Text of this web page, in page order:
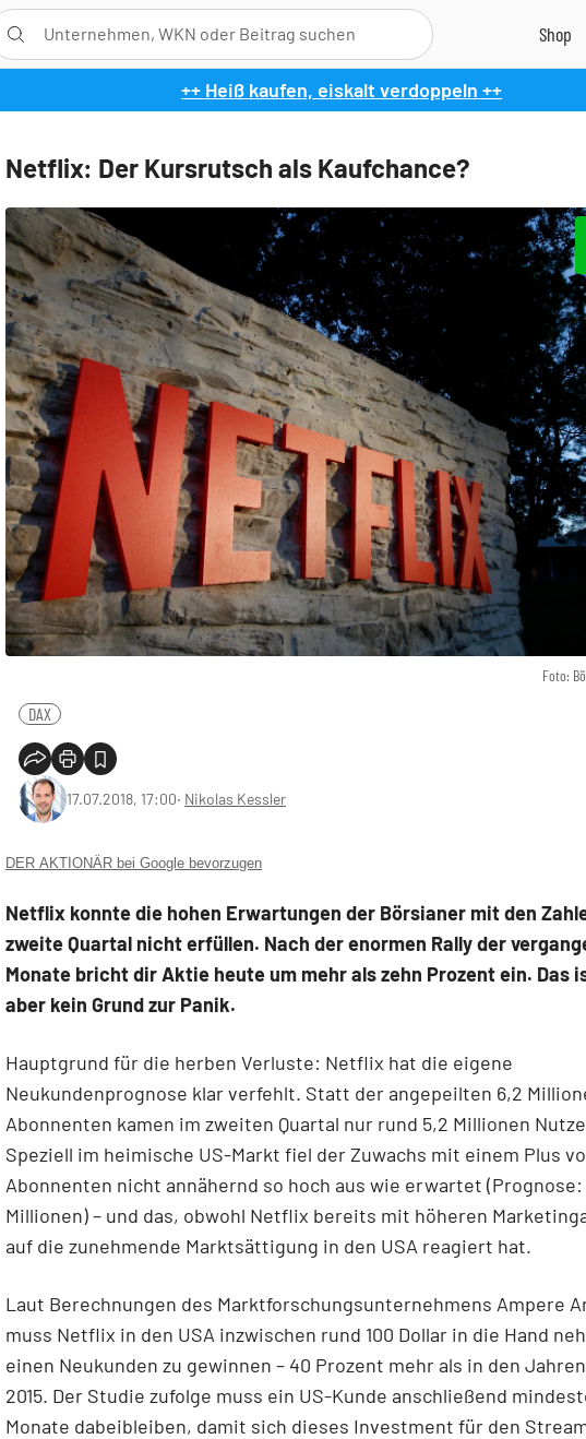
++ Heiß kaufen, eiskalt verdoppeln ++
Netflix: Der Kursrutsch als Kaufchance?
Foto:
DAX
17.07.2018, 17:00‧ Nikolas Kessler
DER AKTIONÄR bei Google bevorzugen
Netflix konnte die hohen Erwartungen der Börsianer mit den
zweite Quartal nicht erfüllen. Nach der enormen Rally der
Monate bricht dir Aktie heute um mehr als zehn Prozent ein. Das
aber kein Grund zur Panik.
Hauptgrund für die herben Verluste: Netflix hat die eigene
Neukundenprognose klar verfehlt. Statt der angepeilten 6,2
Abonnenten kamen im zweiten Quartal nur rund 5,2 Millionen
Speziell im heimische US-Markt fiel der Zuwachs mit einem Plus
Abonnenten nicht annähernd so hoch aus wie erwartet (Prognose:
Millionen) – und das, obwohl Netflix bereits mit höheren
auf die zunehmende Marktsättigung in den USA reagiert hat.
Laut Berechnungen des Marktforschungsunternehmens Ampere
muss Netflix in den USA inzwischen rund 100 Dollar in die Hand
einen Neukunden zu gewinnen – 40 Prozent mehr als in den
2015. Der Studie zufolge muss ein US-Kunde anschließend
Monate dabeibleiben, damit sich dieses Investment für den